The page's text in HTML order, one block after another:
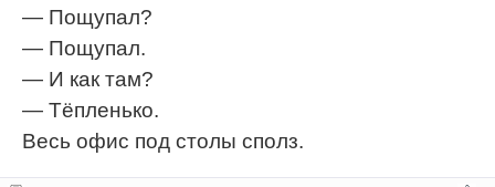
— Пощупал?
— Пощупал.
— И как там?
— Тёпленько.
Весь офис под столы сполз.